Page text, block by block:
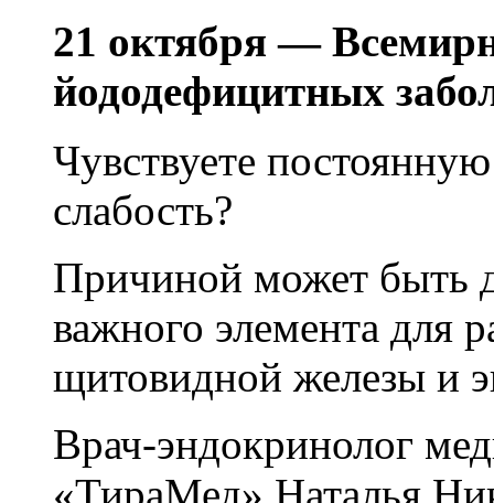
21 октября —
йододефицитных
Чувствуете
слабость?
Причиной может быть
важного элемента для
щитовидной железы и
Врач-эндокринолог